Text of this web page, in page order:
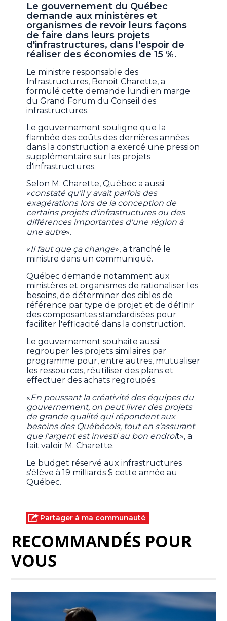
Le gouvernement du Québec
demande aux ministères et
organismes de revoir leurs façons
de faire dans leurs projets
d'infrastructures, dans l'espoir de
réaliser des économies de 15 %.
Le ministre responsable des
Infrastructures, Benoit Charette, a
formulé cette demande lundi en marge
du Grand Forum du Conseil des
infrastructures.
Le gouvernement souligne que la
flambée des coûts des dernières années
dans la construction a exercé une pression
supplémentaire sur les projets
d'infrastructures.
Selon M. Charette, Québec a aussi
«constaté qu'il y avait parfois des
exagérations lors de la conception de
certains projets d'infrastructures ou des
différences importantes d'une région à
une autre».
«Il faut que ça change», a tranché le
ministre dans un communiqué.
Québec demande notamment aux
ministères et organismes de rationaliser les
besoins, de déterminer des cibles de
référence par type de projet et de définir
des composantes standardisées pour
faciliter l'efficacité dans la construction.
Le gouvernement souhaite aussi
regrouper les projets similaires par
programme pour, entre autres, mutualiser
les ressources, réutiliser des plans et
effectuer des achats regroupés.
«En poussant la créativité des équipes du
gouvernement, on peut livrer des projets
de grande qualité qui répondent aux
besoins des Québécois, tout en s'assurant
que l'argent est investi au bon endroit», a
fait valoir M. Charette.
Le budget réservé aux infrastructures
s'élève à 19 milliards $ cette année au
Québec.
Partager à ma communauté
RECOMMANDÉS POUR
VOUS